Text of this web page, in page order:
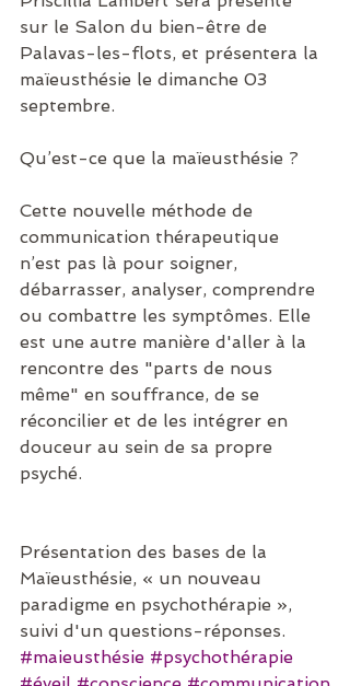
sur le Salon du bien-être de
Palavas-les-flots, et présentera la
maïeusthésie le dimanche 03
septembre.
Qu’est-ce que la maïeusthésie ?
Cette nouvelle méthode de
communication thérapeutique
n’est pas là pour soigner,
débarrasser, analyser, comprendre
ou combattre les symptômes. Elle
est une autre manière d'aller à la
rencontre des "parts de nous
même" en souffrance, de se
réconcilier et de les intégrer en
douceur au sein de sa propre
psyché.
Présentation des bases de la
Maïeusthésie, « un nouveau
paradigme en psychothérapie »,
suivi d'un questions-réponses.
#maieusthésie #psychothérapie